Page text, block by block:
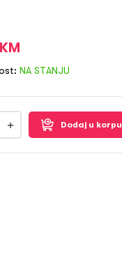
KM
NA STANJU
Dodaj u korpu